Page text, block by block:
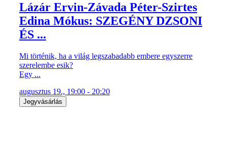
Lázár Ervin-Závada Péter-Szirtes
Edina Mókus: SZEGÉNY DZSONI
ÉS ...
Mi történik, ha a világ legszabadabb embere egyszerre
szerelembe esik?
Egy ...
augusztus 19., 19:00 - 20:20
Jegyvásárlás